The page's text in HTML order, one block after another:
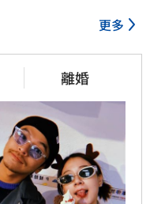
更多
離婚